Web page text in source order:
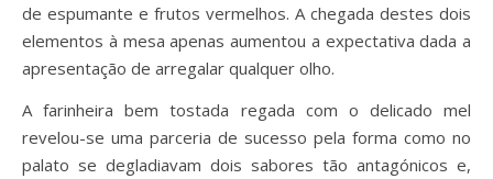
de espumante e frutos vermelhos. A chegada destes dois
elementos à mesa apenas aumentou a expectativa dada a
apresentação de arregalar qualquer olho.
A farinheira bem tostada regada com o delicado mel
revelou-se uma parceria de sucesso pela forma como no
palato se degladiavam dois sabores tão antagónicos e,